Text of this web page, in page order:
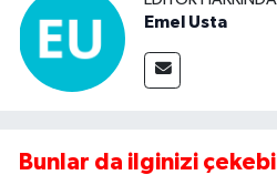
Emel Usta
Bunlar da ilginizi